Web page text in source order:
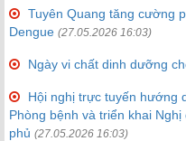
Tuyên Quang tăng cường
Dengue (27.05.2026 16:03)
Ngày vi chất dinh dưỡng
Hội nghị trực tuyến hướng
Phòng bệnh và triển khai
phủ (27.05.2026 16:03)